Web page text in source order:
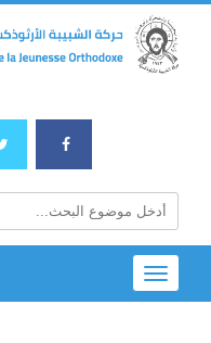
Toggle
navigation